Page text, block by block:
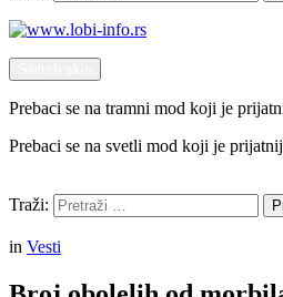
Prebaci se na tramni mod koji je
Prebaci se na svetli mod koji je
Traži:
in Vesti